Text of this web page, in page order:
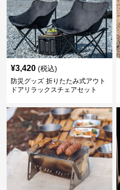
¥3,420 (税込)
防災グッズ 折りたたみ式アウト
ドアリラックスチェアセット